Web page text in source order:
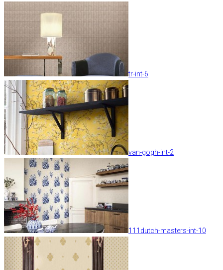
tr-int-6
van-gogh-int-2
111dutch-masters-int-10